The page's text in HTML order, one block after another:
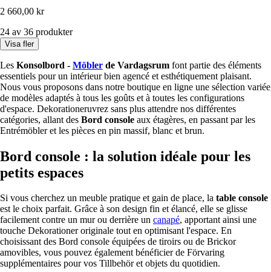
2 660,00 kr
24 av 36 produkter
Visa fler
Les Konsolbord - Möbler de Vardagsrum font partie des éléments
essentiels pour un intérieur bien agencé et esthétiquement plaisant.
Nous vous proposons dans notre boutique en ligne une sélection variée
de modèles adaptés à tous les goûts et à toutes les configurations
d'espace. Dekorationeruvrez sans plus attendre nos différentes
catégories, allant des Bord console aux étagères, en passant par les
Entrémöbler et les pièces en pin massif, blanc et brun.
Bord console : la solution idéale pour les
petits espaces
Si vous cherchez un meuble pratique et gain de place, la table console
est le choix parfait. Grâce à son design fin et élancé, elle se glisse
facilement contre un mur ou derrière un canapé, apportant ainsi une
touche Dekorationer originale tout en optimisant l'espace. En
choisissant des Bord console équipées de tiroirs ou de Brickor
amovibles, vous pouvez également bénéficier de Förvaring
supplémentaires pour vos Tillbehör et objets du quotidien.